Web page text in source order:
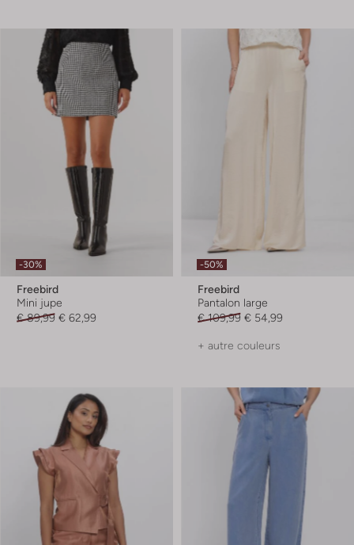
-30%
Freebird
Mini jupe
€ 89,99 € 62,99
-50%
Freebird
Pantalon large
€ 109,99 € 54,99
+ autre couleurs